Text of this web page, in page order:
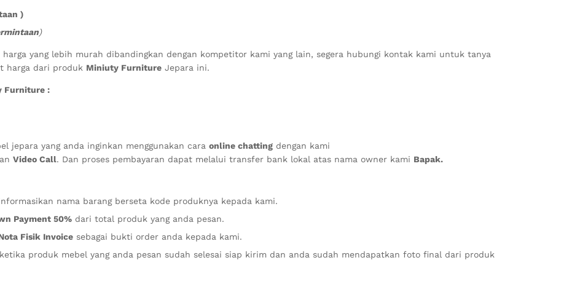
)
)
yang lebih murah dibandingkan dengan kompetitor kami yang lain, segera hubungi kontak kami untuk tanya
harga dari produk Miniuty Furniture Jepara ini.
Furniture :
jepara yang anda inginkan menggunakan cara online chatting dengan kami
Video Call. Dan proses pembayaran dapat melalui transfer bank lokal atas nama owner kami Bapak.
nama barang berseta kode produknya kepada kami.
Payment 50% dari total produk yang anda pesan.
Fisik Invoice sebagai bukti order anda kepada kami.
produk mebel yang anda pesan sudah selesai siap kirim dan anda sudah mendapatkan foto final dari produk